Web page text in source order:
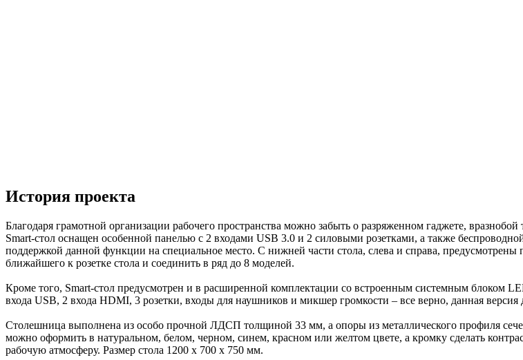
История проекта
Благодаря грамотной организации рабочего пространства можно забыть о разряженном гаджете,
Smart-стол оснащен особенной панелью с 2 входами USB 3.0 и 2 силовыми розетками, а также
поддержкой данной функции на специальное место. С нижней части стола, слева и справа, предусмотрены
ближайшего к розетке стола и соединить в ряд до 8 моделей.
Кроме того, Smart-стол предусмотрен и в расширенной комплектации со встроенным системным блоком
входа USB, 2 входа HDMI, 3 розетки, входы для наушников и микшер громкости – все верно, данная
Столешница выполнена из особо прочной ЛДСП толщиной 33 мм, а опоры из металлического профиля
можно оформить в натуральном, белом, черном, синем, красном или желтом цвете, а кромку сделать
рабочую атмосферу. Размер стола 1200 х 700 х 750 мм.